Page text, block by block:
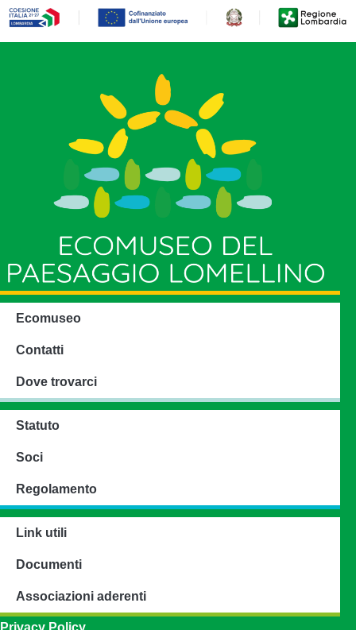
Ecomuseo
Contatti
Dove trovarci
Statuto
Soci
Regolamento
Link utili
Documenti
Associazioni aderenti